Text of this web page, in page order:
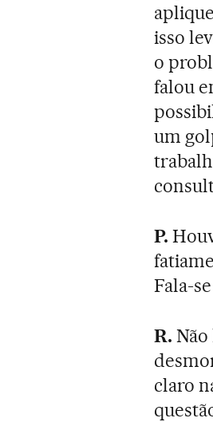
isso
o
falou
um
P.
Fala-
R.
claro